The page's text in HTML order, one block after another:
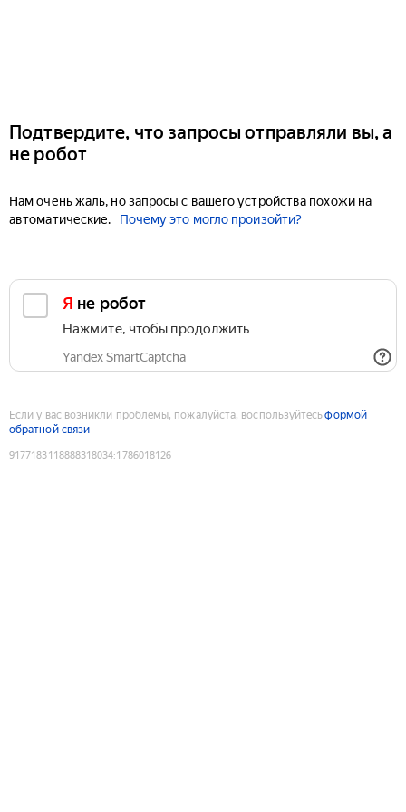
Подтвердите, что запросы отправляли вы, а
не робот
Нам очень жаль, но запросы с вашего устройства похожи на
автоматические.
Почему это могло произойти?
Я не робот
Нажмите, чтобы продолжить
Yandex SmartCaptcha
Если у вас возникли проблемы, пожалуйста, воспользуйтесьформой
обратной связи
9177183118888318034:1786018126